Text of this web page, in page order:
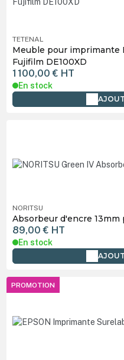
TETENAL
Meuble pour imprimante
Fujifilm DE100XD
1 100,00 € HT
En stock
NORITSU
Absorbeur d'encre 13mm
89,00 € HT
En stock
PROMOTION